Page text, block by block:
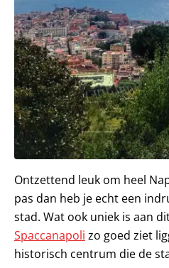
Ontzettend leuk om heel
pas dan heb je echt een
stad. Wat ook uniek is aan
Spaccanapoli zo goed ziet
historisch centrum die de